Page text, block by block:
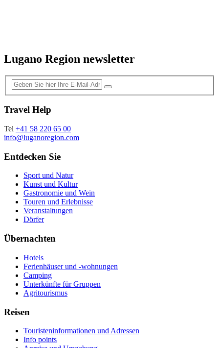
Lugano Region newsletter
Travel Help
Tel +41 58 220 65 00
info@luganoregion.com
Entdecken Sie
Sport und Natur
Kunst und Kultur
Gastronomie und Wein
Touren und Erlebnisse
Veranstaltungen
Dörfer
Übernachten
Hotels
Ferienhäuser und -wohnungen
Camping
Unterkünfte für Gruppen
Agritourismus
Reisen
Touristeninformationen und Adressen
Info points